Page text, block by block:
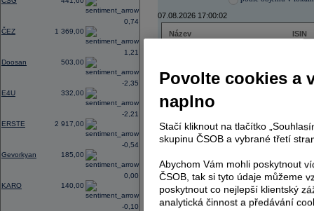
ČEZ 1 369,00
0,74
Doosan 503,00
1,21
E4U 332,00
-2,35
ERSTE 2 917,00
-2,21
Gevorkyan 185,00
-0,54
KARO 140,00
0,00
-0,10
07.08.2026 17:00:02
Název
ISIN
ERSTE BANK
TMR
AD index - vývoj
Region
Povolte cookies a
naplno
Stačí kliknout na tlačítko
skupinu ČSOB a vybrané třetí
Abychom Vám mohli poskytnout
ČSOB, tak si tyto údaje můžeme
poskytnout co nejlepší klientský
analytická činnost a předávání